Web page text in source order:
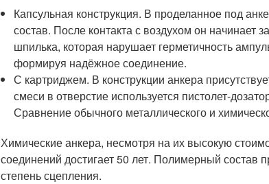
Капсульная конструкция. В проделанное под
состав. После контакта с воздухом он начинает
шпилька, которая нарушает герметичность
формируя надёжное соединение.
С картриджем. В конструкции анкера
смеси в отверстие используется пистолет-
Сравнение обычного металлического и
Химические анкера, несмотря на их высокую
соединений достигает 50 лет. Полимерный состав
степень сцепления.